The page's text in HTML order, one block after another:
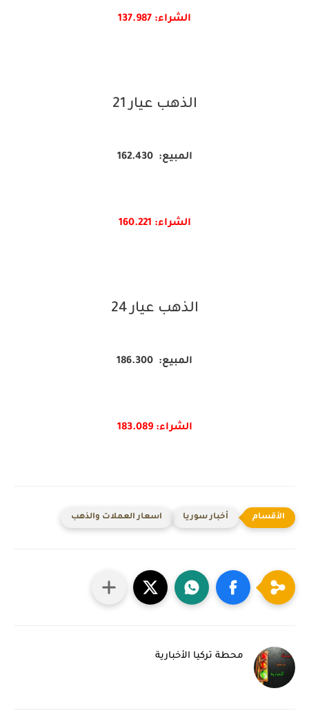
الشراء: 137.987
الذهب عيار 21
المبيع: 162.430
الشراء: 160. 221
الذهب عيار 24
المبيع: 186.300
الشراء: 183.089
أخبار سوريا اسعار العملات والذهب
محطة تركيا الأخبارية